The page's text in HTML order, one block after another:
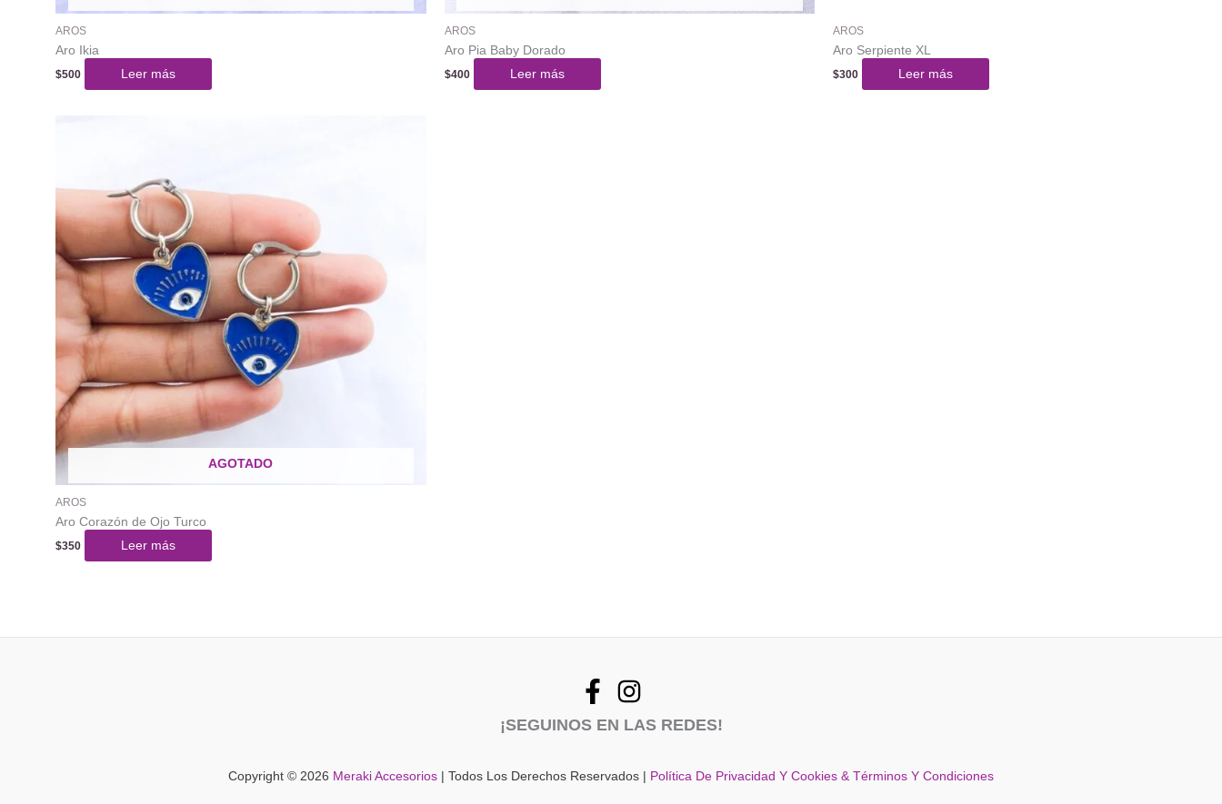
AROS
Aro Ikia
$500 Leer más
AROS
Aro Pia Baby Dorado
$400 Leer más
AROS
Aro Serpiente XL
$300 Leer más
AGOTADO
AROS
Aro Corazón de Ojo Turco
$350 Leer más
¡SEGUINOS EN LAS REDES!
Copyright © 2026 Meraki Accesorios | Todos Los Derechos Reservados | Política De Privacidad Y Cookies & Términos Y Condiciones